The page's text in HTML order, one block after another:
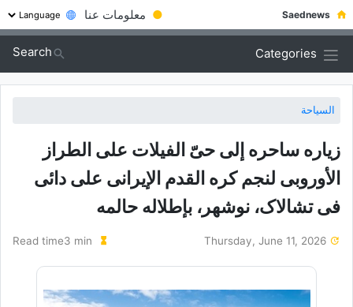
Saednews
● معلومات عنا
Categories
Search
السياحة
زیاره ساحره إلى حیّ الفیلات على الطراز
الأوروبی لنجم کره القدم الإیرانی علی دائی
فی تشالاک، نوشهر، بإطلاله حالمه